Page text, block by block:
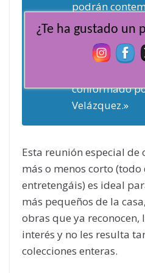
podrán
yLas Meninas
Hilanderas
en la Sala XII,
conformado
Velázquez.»
Esta reunión especial
más o menos corto
entretengáis) es ideal
más pequeños de la
obras que ya reconocen,
interés y no les resulta
colecciones enteras.
¿Te ha gustado un